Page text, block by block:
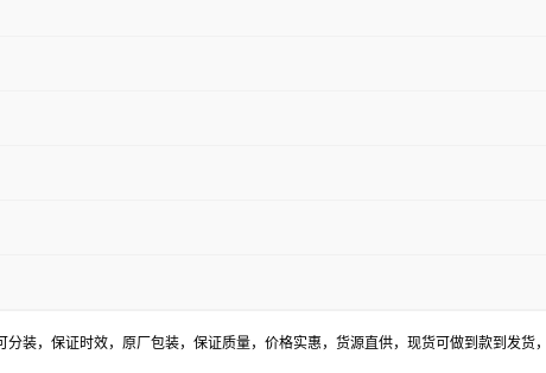
装，保证时效，原厂包装，保证质量，价格实惠，货源直供，现货可做到款到发货